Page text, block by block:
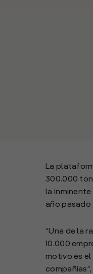
La
300.000
la
año pasado
“Una de la
10.000
motivo es el